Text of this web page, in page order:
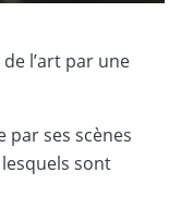
l’art par une
par ses scènes
sont